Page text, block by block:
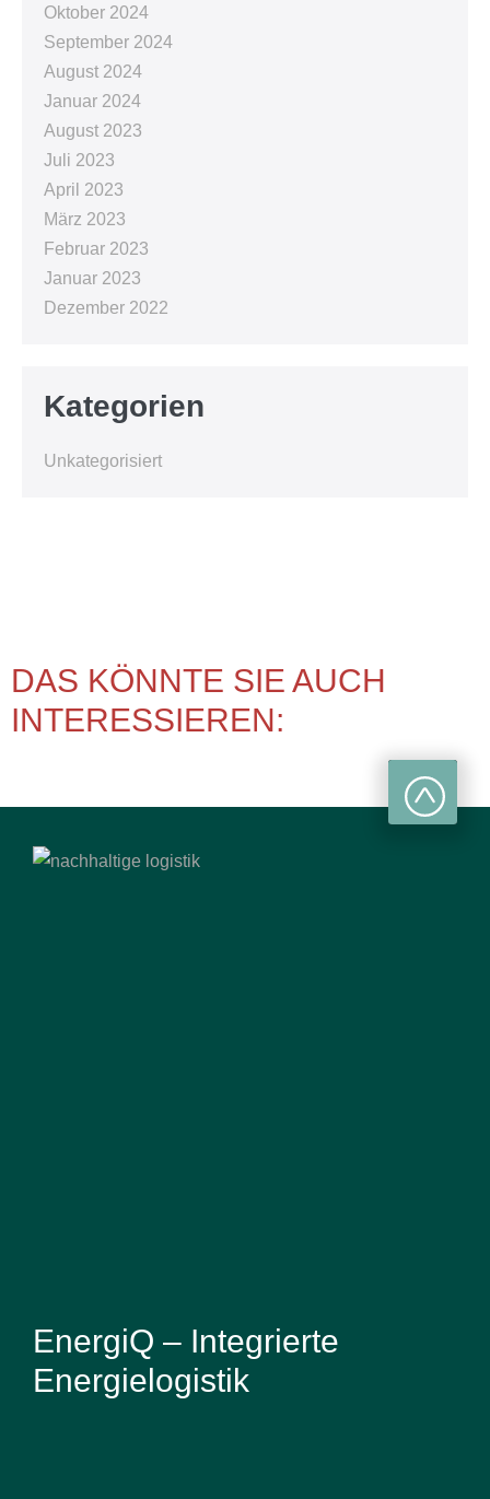
Oktober 2024
September 2024
August 2024
Januar 2024
August 2023
Juli 2023
April 2023
März 2023
Februar 2023
Januar 2023
Dezember 2022
Kategorien
Unkategorisiert
DAS KÖNNTE SIE AUCH
INTERESSIEREN:
EnergiQ – Integrierte
Energielogistik